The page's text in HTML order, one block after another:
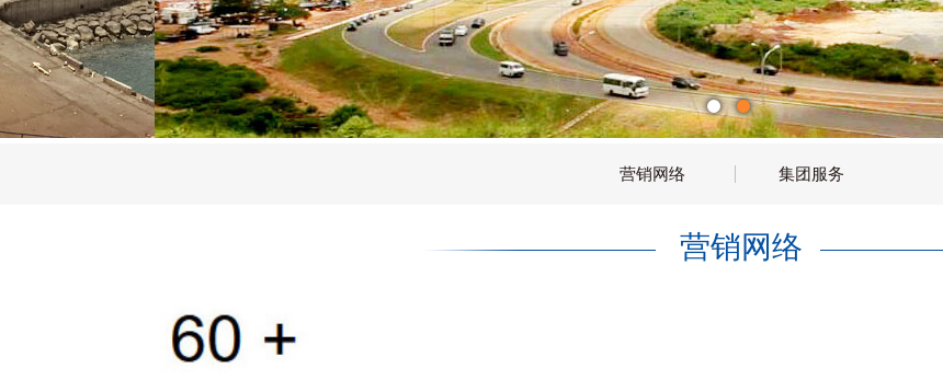
营销网络 集团服务
营销网络